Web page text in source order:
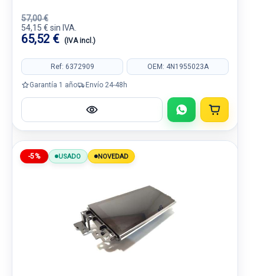
57,00 €
54,15 € sin IVA.
65,52 € (IVA incl.)
Ref: 6372909 OEM: 4N1955023A
Garantía 1 año Envío 24-48h
-5% USADO NOVEDAD